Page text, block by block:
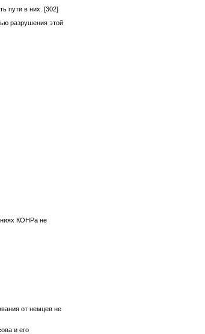
пути в них. [302]
разрушения этой
КОНРа не
от немцев не
и его